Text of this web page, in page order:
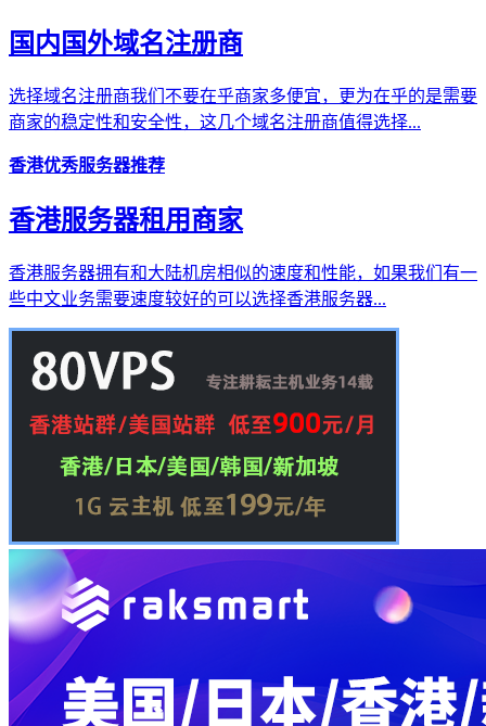
国内国外域名注册商
选择域名注册商我们不要在乎商家多便宜，更为在乎的是需要
商家的稳定性和安全性，这几个域名注册商值得选择...
香港优秀服务器推荐
香港服务器租用商家
香港服务器拥有和大陆机房相似的速度和性能，如果我们有一
些中文业务需要速度较好的可以选择香港服务器...